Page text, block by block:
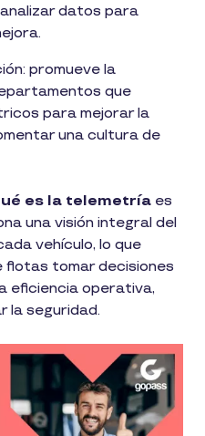
datos para
promueve la
que
para mejorar la
una cultura de
es la telemetría es
una visión integral del
vehículo, lo que
tomar decisiones
eficiencia operativa,
la seguridad.